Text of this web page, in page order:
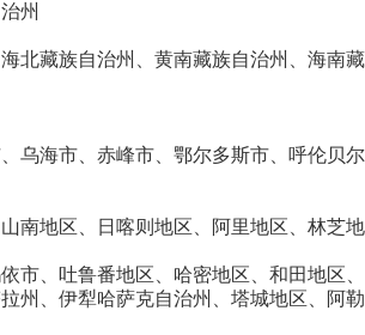
州
北藏族自治州、黄南藏族自治州、海南
乌海市、赤峰市、鄂尔多斯市、呼伦贝
南地区、日喀则地区、阿里地区、林芝
市、吐鲁番地区、哈密地区、和田地区
州、伊犁哈萨克自治州、塔城地区、阿